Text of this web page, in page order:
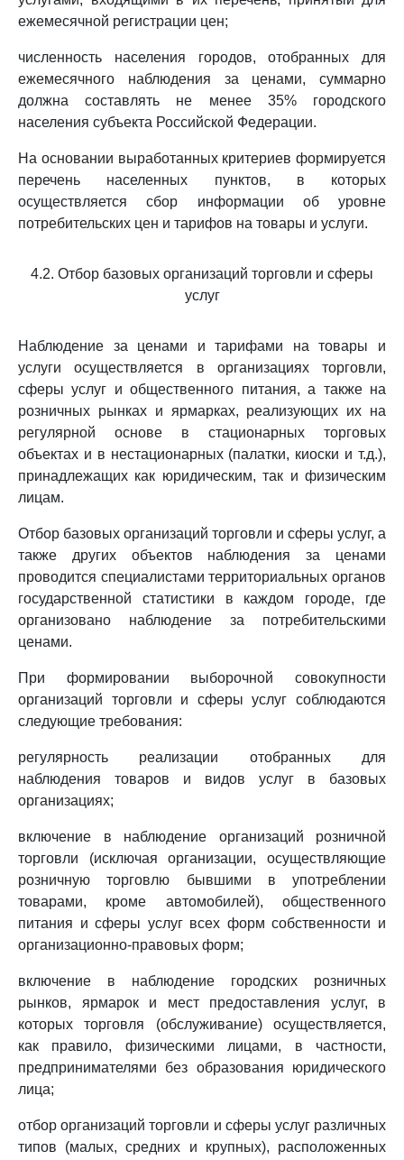
ежемесячной регистрации цен;
численность населения городов, отобранных для
ежемесячного наблюдения за ценами, суммарно
должна составлять не менее 35% городского
населения субъекта Российской Федерации.
На основании выработанных критериев формируется
перечень населенных пунктов, в которых
осуществляется сбор информации об уровне
потребительских цен и тарифов на товары и услуги.
4.2. Отбор базовых организаций торговли и сферы
услуг
Наблюдение за ценами и тарифами на товары и
услуги осуществляется в организациях торговли,
сферы услуг и общественного питания, а также на
розничных рынках и ярмарках, реализующих их на
регулярной основе в стационарных торговых
объектах и в нестационарных (палатки, киоски и т.д.),
принадлежащих как юридическим, так и физическим
лицам.
Отбор базовых организаций торговли и сферы услуг, а
также других объектов наблюдения за ценами
проводится специалистами территориальных органов
государственной статистики в каждом городе, где
организовано наблюдение за потребительскими
ценами.
При формировании выборочной совокупности
организаций торговли и сферы услуг соблюдаются
следующие требования:
регулярность реализации отобранных для
наблюдения товаров и видов услуг в базовых
организациях;
включение в наблюдение организаций розничной
торговли (исключая организации, осуществляющие
розничную торговлю бывшими в употреблении
товарами, кроме автомобилей), общественного
питания и сферы услуг всех форм собственности и
организационно-правовых форм;
включение в наблюдение городских розничных
рынков, ярмарок и мест предоставления услуг, в
которых торговля (обслуживание) осуществляется,
как правило, физическими лицами, в частности,
предпринимателями без образования юридического
лица;
отбор организаций торговли и сферы услуг различных
типов (малых, средних и крупных), расположенных